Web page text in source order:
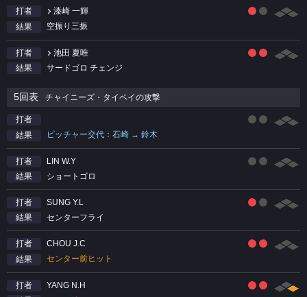
打者
漆崎 一輝
結果
空振り三振
打者
池田 夏唯
結果
サードゴロ チェンジ
5回表 チャイニーズ・タイペイの攻撃
打者
結果
ピッチャー交代：石崎 → 鈴木
打者
LIN W.Y
結果
ショートゴロ
打者
SUNG Y.L
結果
センターフライ
打者
CHOU J.C
結果
センター前ヒット
打者
YANG N.H